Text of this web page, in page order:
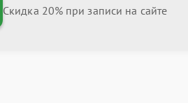
Скидка 20% при записи на сайте